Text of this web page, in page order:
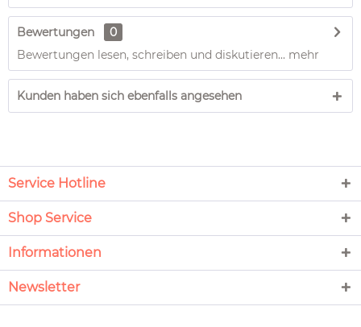
Bewertungen
0
Bewertungen lesen, schreiben und diskutieren... mehr
Kunden haben sich ebenfalls angesehen
Service Hotline
Shop Service
Informationen
Newsletter